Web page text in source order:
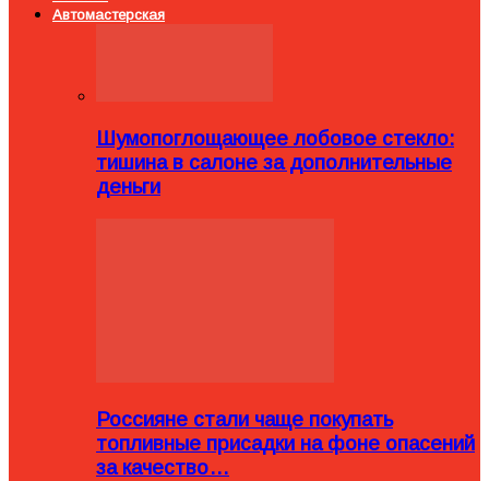
Автомастерская
Шумопоглощающее лобовое стекло:
тишина в салоне за дополнительные
деньги
Россияне стали чаще покупать
топливные присадки на фоне опасений
за качество…